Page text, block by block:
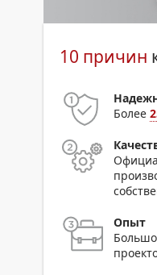
10 причин
Более
Опыт